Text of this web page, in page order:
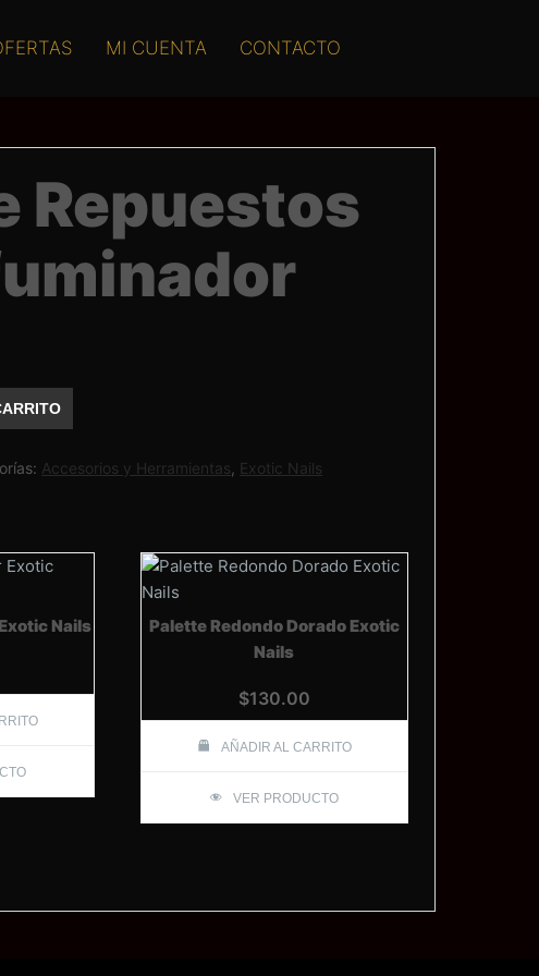
MI CUENTA CONTACTO
Repuestos
Accesorios y Herramientas Exotic Nails
Nails
Palette Redondo Dorado Exotic
Nails
$130.00
AÑADIR AL CARRITO
VER PRODUCTO